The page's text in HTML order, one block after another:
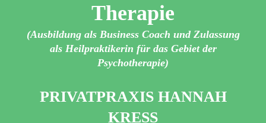
Therapie
(Ausbildung als Business Coach und Zulassung
als Heilpraktikerin für das Gebiet der
Psychotherapie)
PRIVATPRAXIS HANNAH
KRESS